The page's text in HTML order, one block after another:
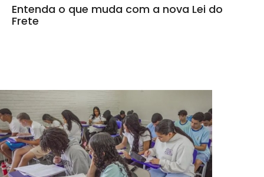
Entenda o que muda com a nova Lei do
Frete